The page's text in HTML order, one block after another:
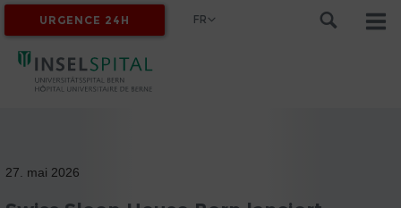
MYINSEL
URGENCE 24H FR
27. mai 2026